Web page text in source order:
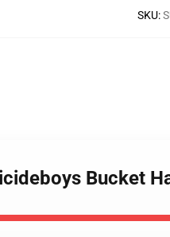
SKU:
Bucket